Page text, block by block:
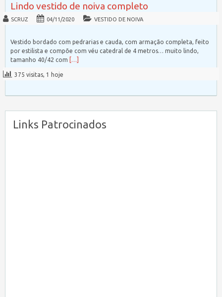
Lindo vestido de noiva completo
SCRUZ 04/11/2020 VESTIDO DE NOIVA
Vestido bordado com pedrarias e cauda, com armação completa, feito
por estilista e compõe com véu catedral de 4 metros… muito lindo,
tamanho 40/42 com
[…]
375 visitas, 1 hoje
Links Patrocinados